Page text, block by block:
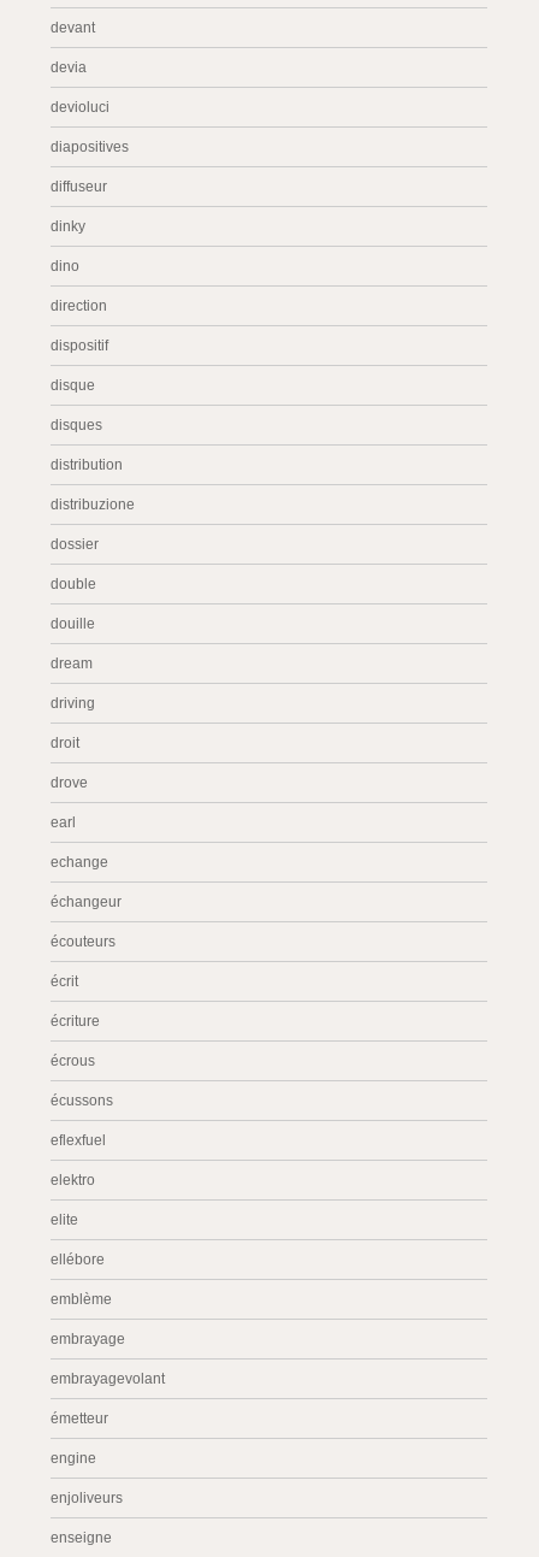
devant
devia
devioluci
diapositives
diffuseur
dinky
dino
direction
dispositif
disque
disques
distribution
distribuzione
dossier
double
douille
dream
driving
droit
drove
earl
echange
échangeur
écouteurs
écrit
écriture
écrous
écussons
eflexfuel
elektro
elite
ellébore
emblème
embrayage
embrayagevolant
émetteur
engine
enjoliveurs
enseigne